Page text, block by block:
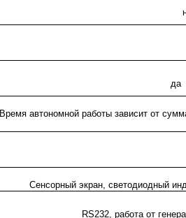
да
Время автономной работы зависит от
Сенсорный экран, светодиодный
RS232, работа от